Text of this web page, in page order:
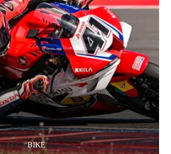
BIKE